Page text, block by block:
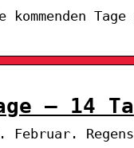
– 14